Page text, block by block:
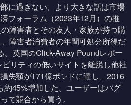
に過ぎない。より大きな話は市場
フォーラム（2023年12月）の推
障害者とその友人・家族が持つ購
障害者消費者の年間可処分所得だ
。英国のClick-Away Poundレポー
ビリティの低いサイトを離脱し他社
失額が171億ポンドに達し、2016
約45%増加した。ユーザーはバグ
て競合から買う。